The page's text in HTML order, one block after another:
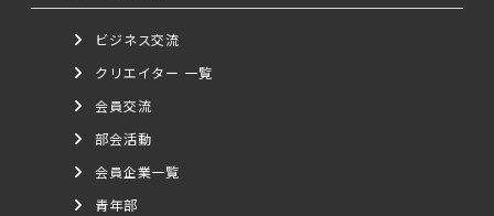
ビジネス交流
クリエイター 一覧
会員交流
部会活動
会員企業一覧
青年部